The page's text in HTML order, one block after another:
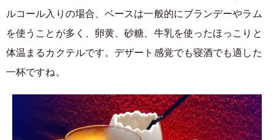
ルコール入りの場合、ベースは一般的にブランデーやラム
を使うことが多く、卵黄、砂糖、牛乳を使ったほっこりと
体温まるカクテルです。デザート感覚でも寝酒でも適した
一杯ですね。